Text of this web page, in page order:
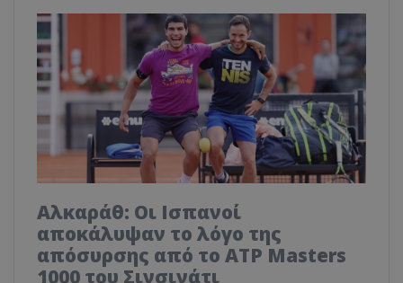
Αλκαράθ: Οι Ισπανοί
αποκάλυψαν το λόγο της
απόσυρσης από το ATP Masters
1000 του Σινσινάτι